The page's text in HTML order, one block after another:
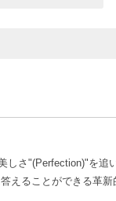
しさ"(Perfection)"を追
えることができる革新